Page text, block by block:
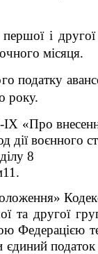
і
місяця.
податку
року.
«Про
дії воєнного
8
та другої
Федерацією